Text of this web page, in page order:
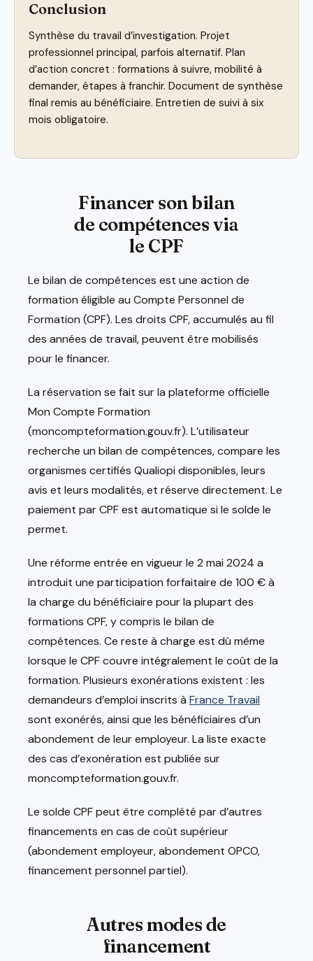
Conclusion
Synthèse du travail d’investigation. Projet
professionnel principal, parfois alternatif. Plan
d’action concret : formations à suivre, mobilité à
demander, étapes à franchir. Document de synthèse
final remis au bénéficiaire. Entretien de suivi à six
mois obligatoire.
Financer son bilan
de compétences via
le CPF
Le bilan de compétences est une action de
formation éligible au Compte Personnel de
Formation (CPF). Les droits CPF, accumulés au fil
des années de travail, peuvent être mobilisés
pour le financer.
La réservation se fait sur la plateforme officielle
Mon Compte Formation
(moncompteformation.gouv.fr). L’utilisateur
recherche un bilan de compétences, compare les
organismes certifiés Qualiopi disponibles, leurs
avis et leurs modalités, et réserve directement. Le
paiement par CPF est automatique si le solde le
permet.
Une réforme entrée en vigueur le 2 mai 2024 a
introduit une participation forfaitaire de 100 € à
la charge du bénéficiaire pour la plupart des
formations CPF, y compris le bilan de
compétences. Ce reste à charge est dû même
lorsque le CPF couvre intégralement le coût de la
formation. Plusieurs exonérations existent : les
demandeurs d’emploi inscrits à France Travail
sont exonérés, ainsi que les bénéficiaires d’un
abondement de leur employeur. La liste exacte
des cas d’exonération est publiée sur
moncompteformation.gouv.fr.
Le solde CPF peut être complété par d’autres
financements en cas de coût supérieur
(abondement employeur, abondement OPCO,
financement personnel partiel).
Autres modes de
financement